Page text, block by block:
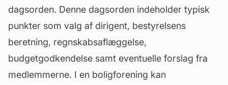
dagsorden. Denne dagsorden indeholder typisk
punkter som valg af dirigent, bestyrelsens
beretning, regnskabsaflæggelse,
budgetgodkendelse samt eventuelle forslag fra
medlemmerne. I en boligforening kan